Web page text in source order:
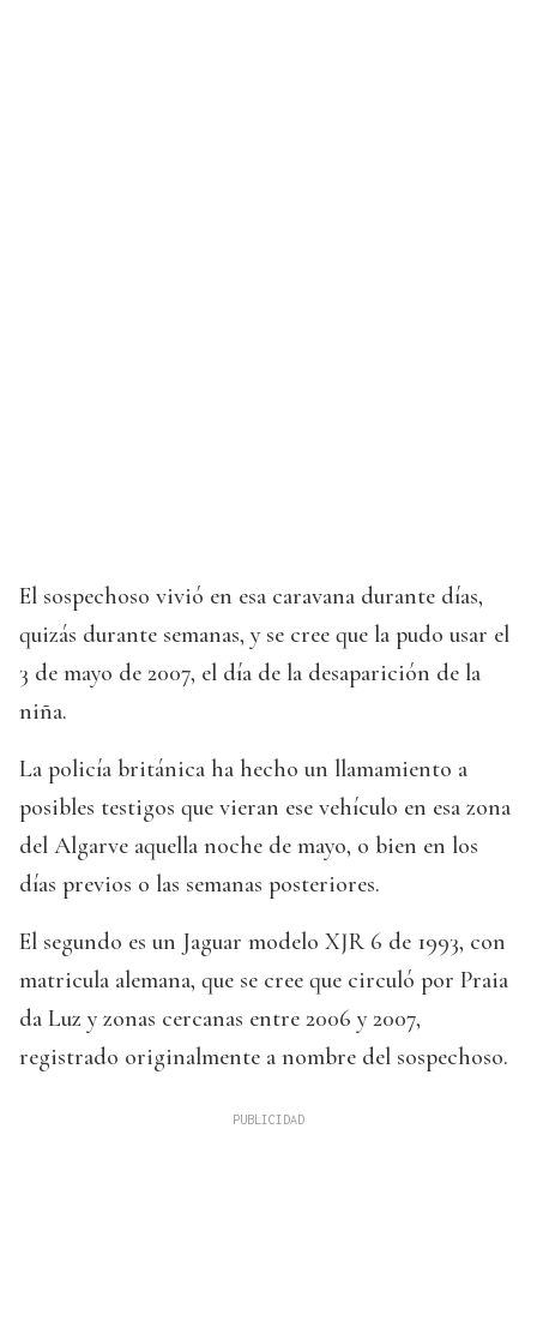
El sospechoso vivió en esa caravana durante días,
quizás durante semanas, y se cree que la pudo usar el
3 de mayo de 2007, el día de la desaparición de la
niña.
La policía británica ha hecho un llamamiento a
posibles testigos que vieran ese vehículo en esa zona
del Algarve aquella noche de mayo, o bien en los
días previos o las semanas posteriores.
El segundo es un Jaguar modelo XJR 6 de 1993, con
matricula alemana, que se cree que circuló por Praia
da Luz y zonas cercanas entre 2006 y 2007,
registrado originalmente a nombre del sospechoso.